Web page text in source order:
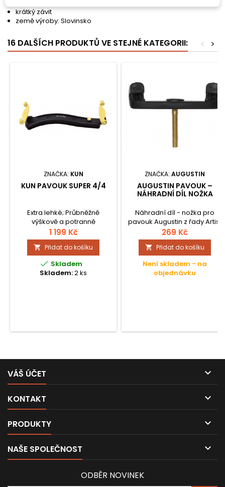
krátký závit
země výroby: Slovinsko
16 DALŠÍCH PRODUKTŮ VE STEJNÉ KATEGORII: >
<
ZNAČKA: KUN
KUN PAVOUK SUPER 4/4
Extra lehké; Průbněžně
výškově a potranně
nastavitelné; Pohodlně
odnimatelné nožky; Pevné
výškové nastavení;
1 199 Kč
 Přidat do košíku
 Skladem
Skladem:2 ks
ZNAČKA: AUGUSTIN
AUGUSTIN PAVOUK –
NÁHRADNÍ DÍL NOŽKA
Náhradní díl - nožka pro
pavouk Augustin z řady Artist
a Standard.
269 Kč
 Přidat do košíku
Není skladem - na
objednávku
VÁŠ ÚČET 
KONTAKT 
PRODUKTY 
NAŠE SPOLEČNOST 
ODBĚR NOVINEK